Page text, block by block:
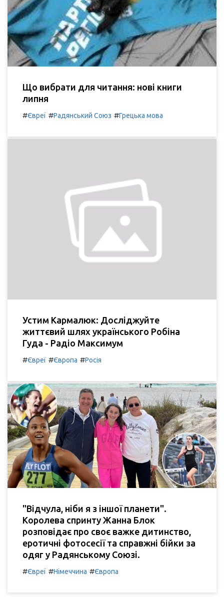
Що вибрати для читання: нові книги
липня
#Євреї #Радянський Союз #Грецька мова
Устим Кармалюк: Досліджуйте
життєвий шлях українського Робіна
Гуда - Радіо Максимум
#Євреї #Європа #Росія
"Відчула, ніби я з іншої планети".
Королева спринту Жанна Блок
розповідає про своє важке дитинство,
еротичні фотосесії та справжні бійки за
одяг у Радянському Союзі.
#Євреї #Німеччина #Європа